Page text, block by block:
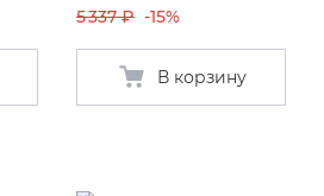
5 337 ₽ -15%
В корзину